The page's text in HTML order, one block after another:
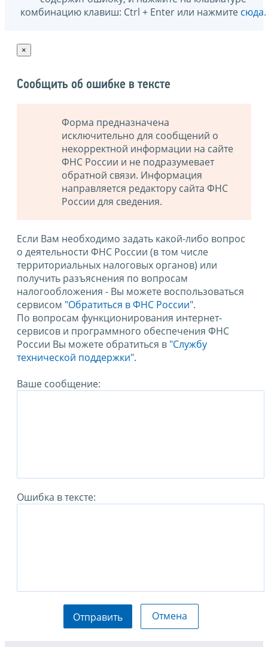
комбинацию клавиш: Ctrl + Enter или нажмите сюда.
×
Сообщить об ошибке в тексте
Форма предназначена
исключительно для сообщений о
некорректной информации на сайте
ФНС России и не подразумевает
обратной связи. Информация
направляется редактору сайта ФНС
России для сведения.
Если Вам необходимо задать какой-либо вопрос
о деятельности ФНС России (в том числе
территориальных налоговых органов) или
получить разъяснения по вопросам
налогообложения - Вы можете воспользоваться
сервисом "Обратиться в ФНС России".
По вопросам функционирования интернет-
сервисов и программного обеспечения ФНС
России Вы можете обратиться в "Службу
технической поддержки".
Ваше сообщение:
Ошибка в тексте:
Отправить Отмена